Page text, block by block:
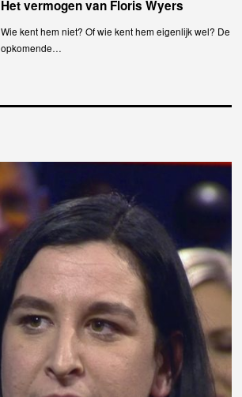
Het vermogen van Floris Wyers
Wie kent hem niet? Of wie kent hem eigenlijk wel? De
opkomende…